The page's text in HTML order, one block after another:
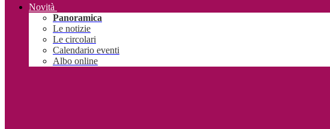
Novità
Panoramica
Le notizie
Le circolari
Calendario eventi
Albo online